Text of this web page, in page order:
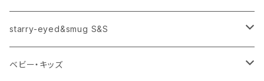
トートバック
手ぬぐい
パネル
タオル
starry-eyed&smug S&S
ロンT
starry-eyed&smug S&S
Tシャツ
ベビー・キッズ